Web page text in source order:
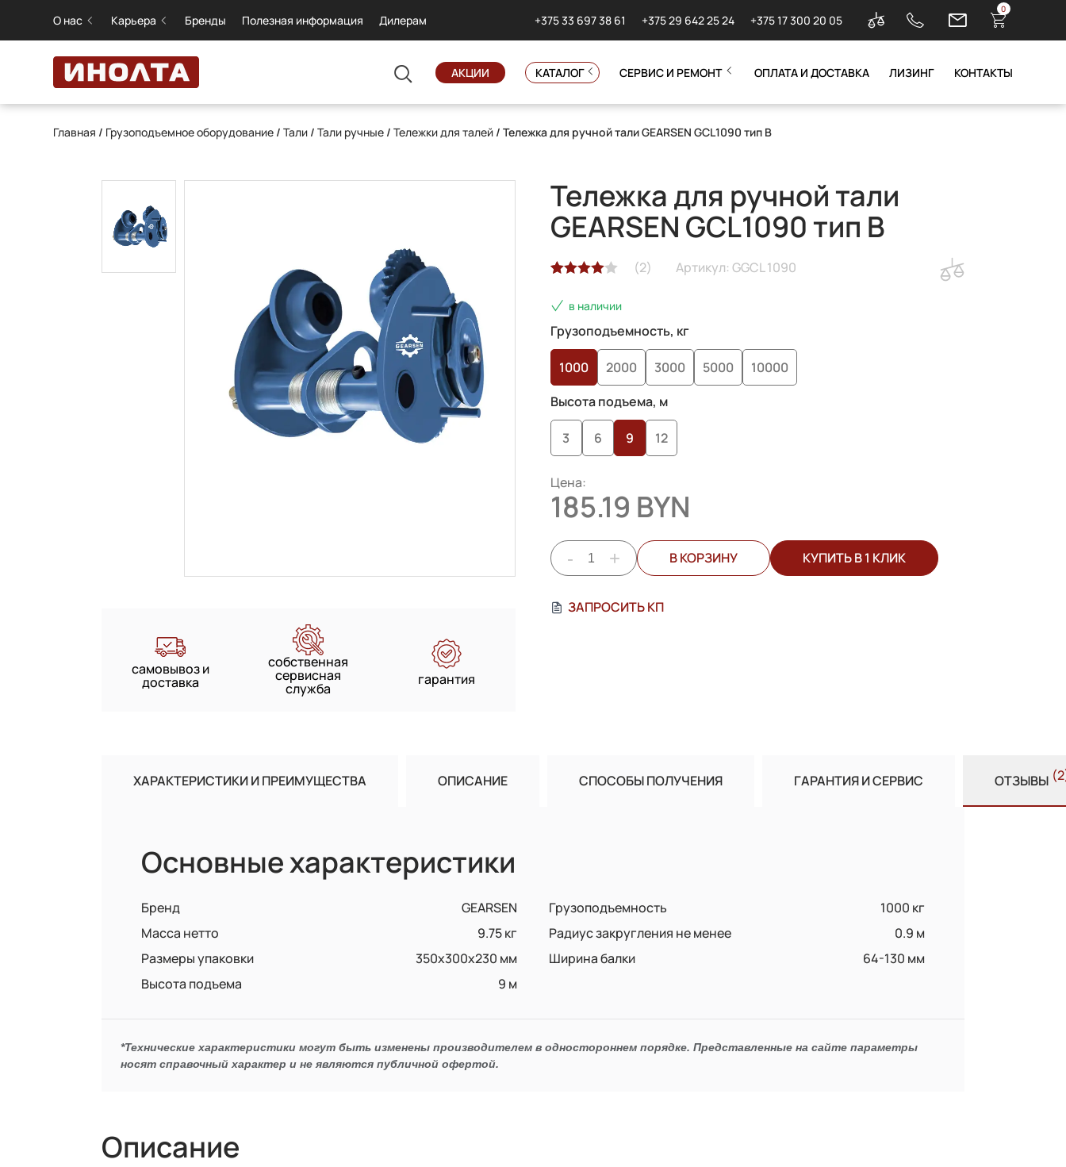
О нас Карьера Бренды Полезная информация Дилерам +375 33 697 38 61 +375 29 642 25 24 +375 17 300 20 05
0
АКЦИИ КАТАЛОГ СЕРВИС И РЕМОНТ ОПЛАТА И ДОСТАВКА ЛИЗИНГ КОНТАКТЫ
Главная / Грузоподъемное оборудование /Тали /Тали ручные /Тележки для талей / Тележка для ручной тали GEARSEN GCL1090 тип B
самовывоз и
доставка
собственная
сервисная
служба
гарантия
Тележка для ручной тали
GEARSEN GCL1090 тип B
4.00из 5
на основе
пользователей
(2) Артикул: GGCL 1090
в наличии
Грузоподъемность, кг
1000 2000 3000 5000
10000
Высота подъема, м
3 6 9 12
Цена:
185.19 BYN
- + В КОРЗИНУ КУПИТЬ В 1 КЛИК
ЗАПРОСИТЬ КП
ХАРАКТЕРИСТИКИ И ПРЕИМУЩЕСТВА ОПИСАНИЕ СПОСОБЫ ПОЛУЧЕНИЯ ГАРАНТИЯ И СЕРВИС ОТЗЫВЫ
Основные характеристики
Бренд GEARSEN Грузоподъемность
1000 кг
Масса нетто
9.75 кг Радиус закругления не менее
0.9 м
Размеры упаковки
350x300x230 мм Ширина балки
64-130 мм
Высота подъема
9 м
*Технические характеристики могут быть изменены производителем в одностороннем порядке. Представленные на сайте параметры
носят справочный характер и не являются публичной офертой.
Описание